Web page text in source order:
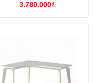
3.780.000₫